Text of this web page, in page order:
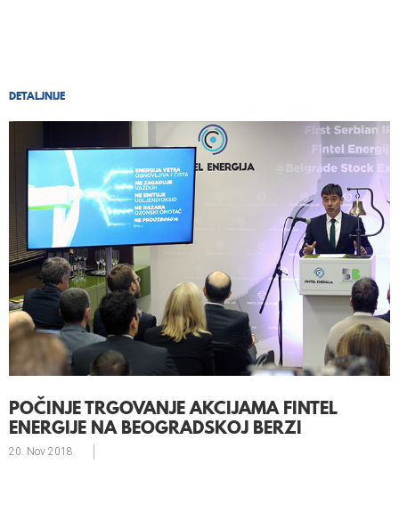
DETALJNIJE
POČINJE TRGOVANJE AKCIJAMA FINTEL
ENERGIJE NA BEOGRADSKOJ BERZI
20. Nov 2018.